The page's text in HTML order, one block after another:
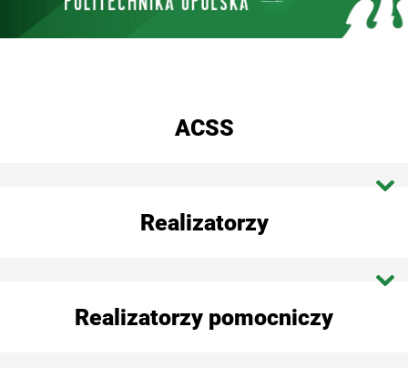
ACSS
HPZ – harmonogramy po zmianach
Realizatorzy
Realizatorzy pomocniczy